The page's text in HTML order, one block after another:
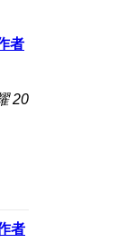
者
20
者